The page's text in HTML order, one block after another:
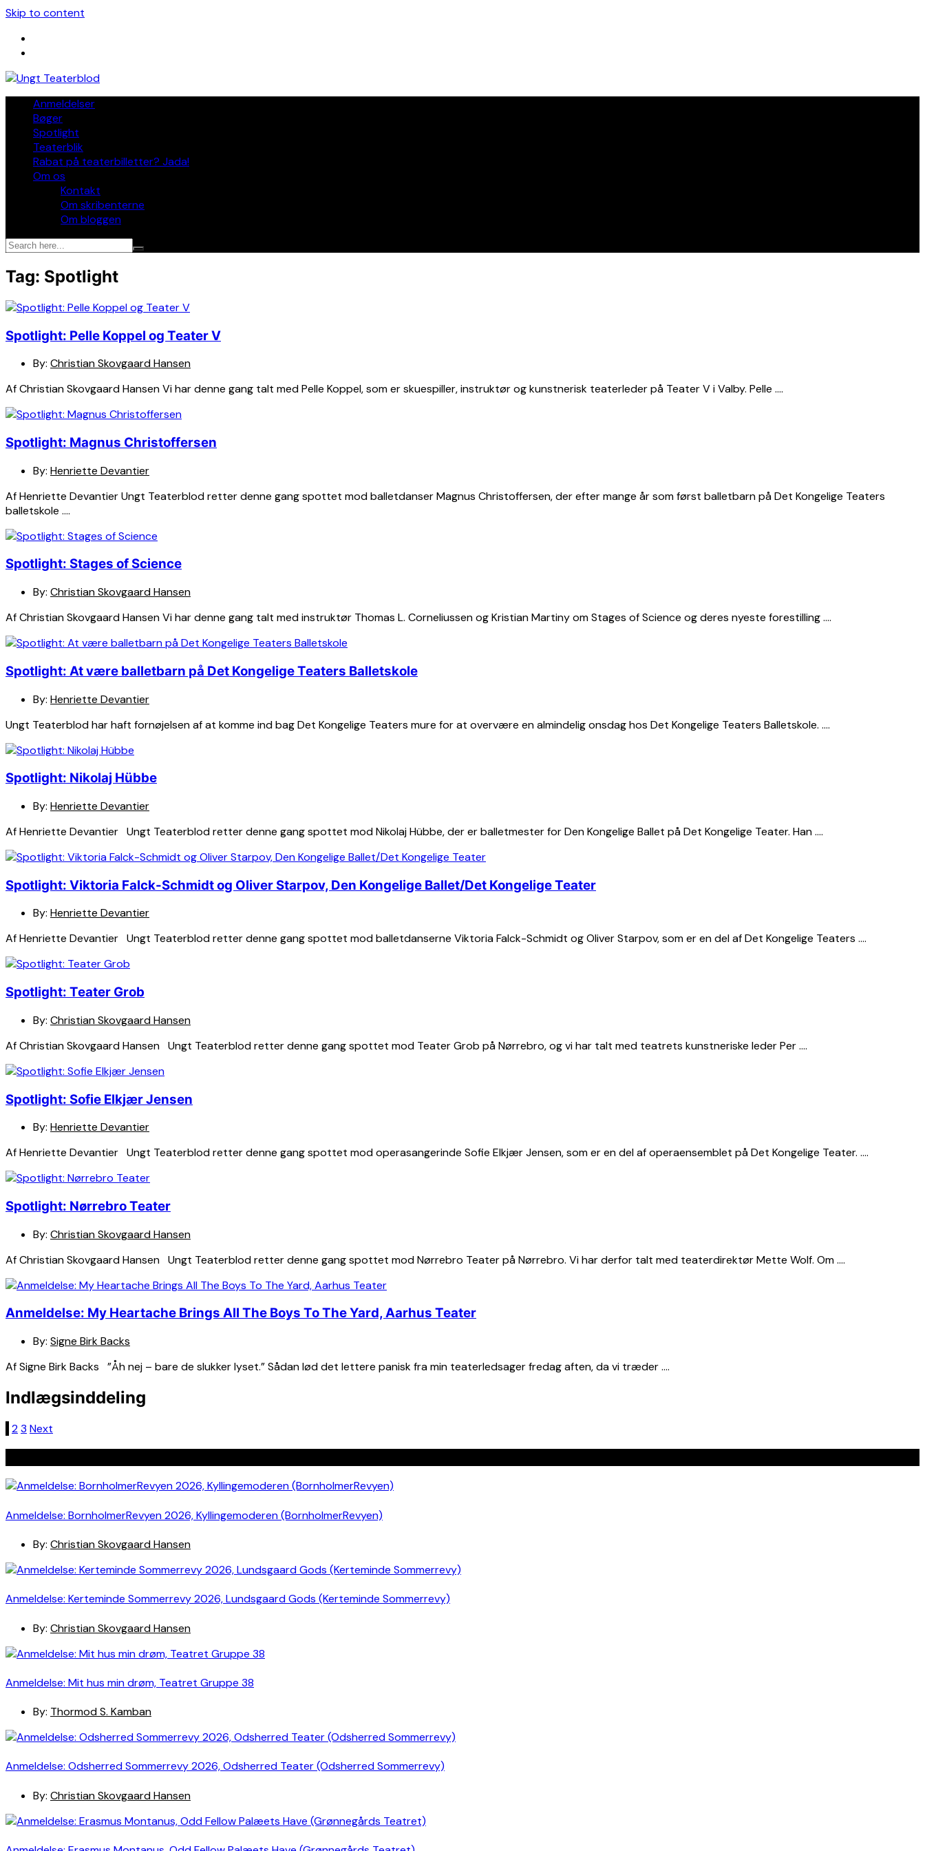
Skip to content
Anmeldelser
Bøger
Spotlight
Teaterblik
Rabat på teaterbilletter? Jada!
Om os
Kontakt
Om skribenterne
Om bloggen
Tag: Spotlight
Spotlight: Pelle Koppel og Teater V
By: Christian Skovgaard Hansen
Af Christian Skovgaard Hansen Vi har denne gang talt med Pelle Koppel, som er skuespiller, instruktør og kunstnerisk teaterleder på Teater V i Valby. Pelle ….
Spotlight: Magnus Christoffersen
By: Henriette Devantier
Af Henriette Devantier Ungt Teaterblod retter denne gang spottet mod balletdanser Magnus Christoffersen, der efter mange år som først balletbarn på Det Kongelige Teaters
balletskole ….
Spotlight: Stages of Science
By: Christian Skovgaard Hansen
Af Christian Skovgaard Hansen Vi har denne gang talt med instruktør Thomas L. Corneliussen og Kristian Martiny om Stages of Science og deres nyeste forestilling ….
Spotlight: At være balletbarn på Det Kongelige Teaters Balletskole
By: Henriette Devantier
Ungt Teaterblod har haft fornøjelsen af at komme ind bag Det Kongelige Teaters mure for at overvære en almindelig onsdag hos Det Kongelige Teaters Balletskole. ….
Spotlight: Nikolaj Hübbe
By: Henriette Devantier
Af Henriette Devantier Ungt Teaterblod retter denne gang spottet mod Nikolaj Hübbe, der er balletmester for Den Kongelige Ballet på Det Kongelige Teater. Han ….
Spotlight: Viktoria Falck-Schmidt og Oliver Starpov, Den Kongelige Ballet/Det Kongelige Teater
By: Henriette Devantier
Af Henriette Devantier Ungt Teaterblod retter denne gang spottet mod balletdanserne Viktoria Falck-Schmidt og Oliver Starpov, som er en del af Det Kongelige Teaters ….
Spotlight: Teater Grob
By: Christian Skovgaard Hansen
Af Christian Skovgaard Hansen Ungt Teaterblod retter denne gang spottet mod Teater Grob på Nørrebro, og vi har talt med teatrets kunstneriske leder Per ….
Spotlight: Sofie Elkjær Jensen
By: Henriette Devantier
Af Henriette Devantier Ungt Teaterblod retter denne gang spottet mod operasangerinde Sofie Elkjær Jensen, som er en del af operaensemblet på Det Kongelige Teater. ….
Spotlight: Nørrebro Teater
By: Christian Skovgaard Hansen
Af Christian Skovgaard Hansen Ungt Teaterblod retter denne gang spottet mod Nørrebro Teater på Nørrebro. Vi har derfor talt med teaterdirektør Mette Wolf. Om ….
Anmeldelse: My Heartache Brings All The Boys To The Yard, Aarhus Teater
By: Signe Birk Backs
Af Signe Birk Backs ”Åh nej – bare de slukker lyset.” Sådan lød det lettere panisk fra min teaterledsager fredag aften, da vi træder ….
Indlægsinddeling
23 Next
Anmeldelse: BornholmerRevyen 2026, Kyllingemoderen (BornholmerRevyen)
By: Christian Skovgaard Hansen
Anmeldelse: Kerteminde Sommerrevy 2026, Lundsgaard Gods (Kerteminde Sommerrevy)
By: Christian Skovgaard Hansen
Anmeldelse: Mit hus min drøm, Teatret Gruppe 38
By: Thormod S. Kamban
Anmeldelse: Odsherred Sommerrevy 2026, Odsherred Teater (Odsherred Sommerrevy)
By: Christian Skovgaard Hansen